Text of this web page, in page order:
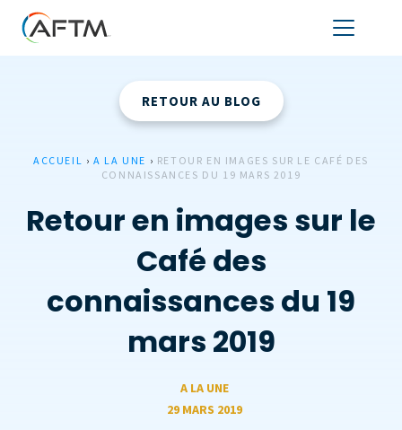
RETOUR AU BLOG
ACCUEIL ›A LA UNE › RETOUR EN IMAGES SUR LE CAFÉ DES
CONNAISSANCES DU 19 MARS 2019
Retour en images sur le
Café des
connaissances du 19
mars 2019
A LA UNE
29 MARS 2019